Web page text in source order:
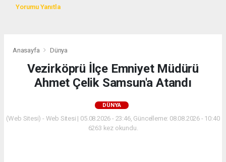
Yorumu Yanıtla
Anasayfa Dünya
Vezirköprü İlçe Emniyet Müdürü
Ahmet Çelik Samsun'a Atandı
DÜNYA
(Web Sitesi) - Web Sitesi | 05.08.2026 - 23:46, Güncelleme: 08.08.2026 - 10:40
6263 kez okundu.